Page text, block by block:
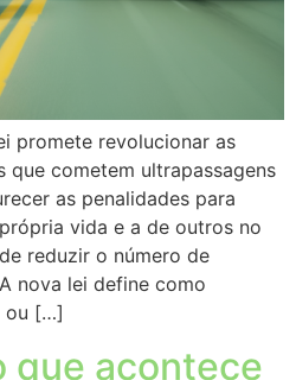
promete revolucionar as
que cometem ultrapassagens
as penalidades para
vida e a de outros no
reduzir o número de
nova lei define como
ou […]
que acontece